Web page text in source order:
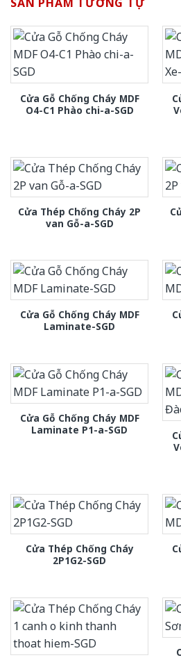
Cửa Gỗ Chống Cháy MDF
O4-C1 Phào chi-a-SGD
Cửa Thép Chống Cháy 2P
van Gỗ-a-SGD
Cửa Gỗ Chống Cháy MDF
Laminate-SGD
Cửa Gỗ Chống Cháy MDF
Laminate P1-a-SGD
Cửa Thép Chống Cháy
2P1G2-SGD